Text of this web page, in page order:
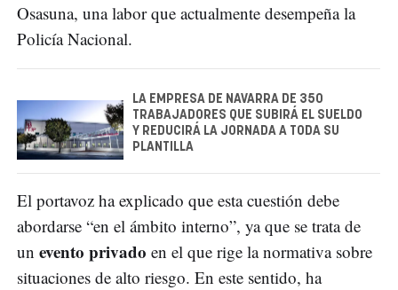
Osasuna, una labor que actualmente desempeña la
Policía Nacional.
LA EMPRESA DE NAVARRA DE 350
TRABAJADORES QUE SUBIRÁ EL SUELDO
Y REDUCIRÁ LA JORNADA A TODA SU
PLANTILLA
El portavoz ha explicado que esta cuestión debe
abordarse “en el ámbito interno”, ya que se trata de
un evento privado en el que rige la normativa sobre
situaciones de alto riesgo. En este sentido, ha